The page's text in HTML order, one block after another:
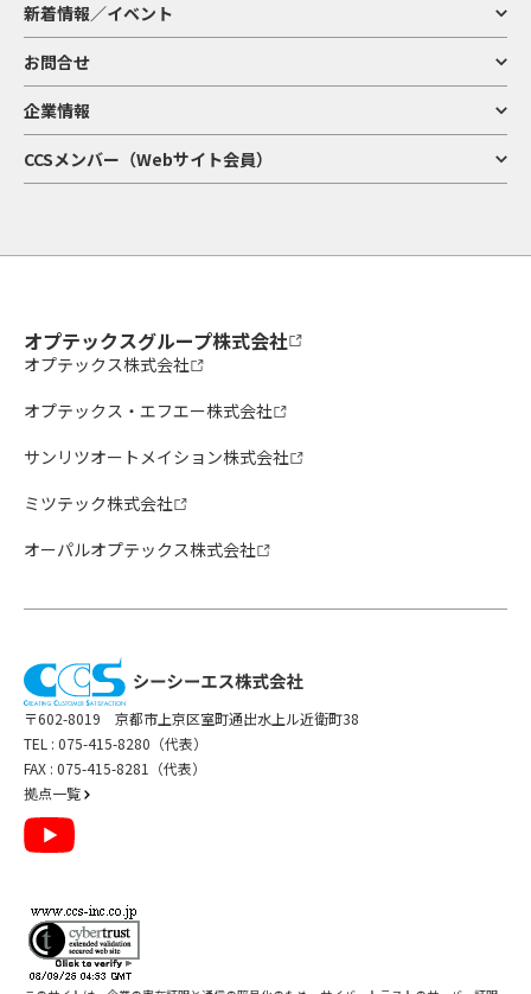
新着情報／イベント
お問合せ
企業情報
CCSメンバー（Webサイト会員）
オプテックスグループ株式会社
オプテックス株式会社
オプテックス・エフエー株式会社
サンリツオートメイション株式会社
ミツテック株式会社
オーパルオプテックス株式会社
〒602-8019 京都市上京区室町通出水上ル近衛町38
TEL : 075-415-8280（代表）
FAX : 075-415-8281（代表）
拠点一覧